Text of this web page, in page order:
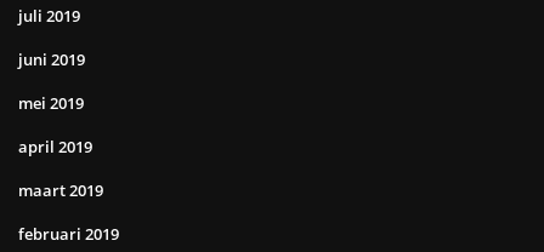
juli 2019
juni 2019
mei 2019
april 2019
maart 2019
februari 2019